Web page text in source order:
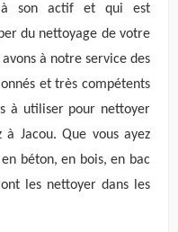
à son actif et qui est
du nettoyage de votre
à notre service des
et très compétents
à utiliser pour nettoyer
Jacou. Que vous ayez
béton, en bois, en bac
les nettoyer dans les